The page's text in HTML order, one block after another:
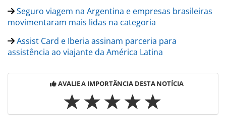
Seguro viagem na Argentina e empresas brasileiras
movimentaram mais lidas na categoria
Assist Card e Iberia assinam parceria para
assistência ao viajante da América Latina
AVALIE A IMPORTÂNCIA DESTA NOTÍCIA